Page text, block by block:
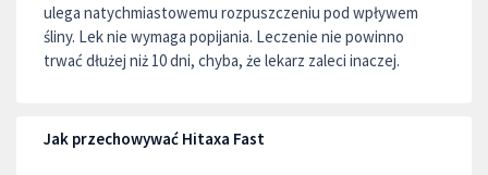
ulega natychmiastowemu rozpuszczeniu pod wpływem
śliny. Lek nie wymaga popijania. Leczenie nie powinno
trwać dłużej niż 10 dni, chyba, że lekarz zaleci inaczej.
Jak przechowywać Hitaxa Fast